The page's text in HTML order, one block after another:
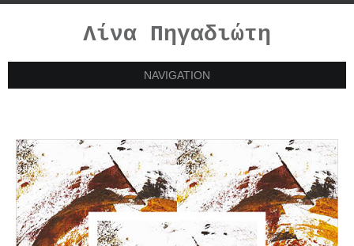
Λίνα Πηγαδιώτη
NAVIGATION